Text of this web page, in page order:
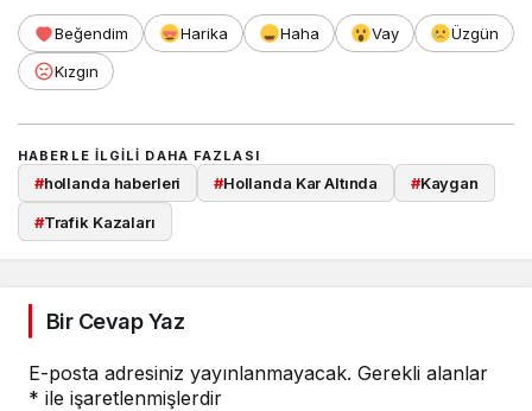
Beğendim Harika Haha Vay
Üzgün
Kızgın
HABERLE ILGILI DAHA FAZLASI
#hollanda haberleri #Hollanda Kar Altında #Kaygan
#Trafik Kazaları
Bir Cevap Yaz
E-posta adresiniz yayınlanmayacak. Gerekli alanlar
* ile işaretlenmişlerdir